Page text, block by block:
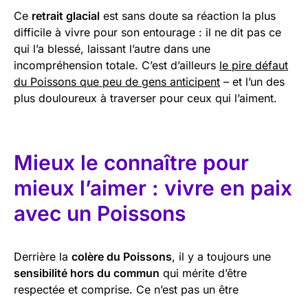
Ce retrait glacial est sans doute sa réaction la plus
difficile à vivre pour son entourage : il ne dit pas ce
qui l’a blessé, laissant l’autre dans une
incompréhension totale. C’est d’ailleurs le pire défaut
du Poissons que peu de gens anticipent – et l’un des
plus douloureux à traverser pour ceux qui l’aiment.
Mieux le connaître pour
mieux l’aimer : vivre en paix
avec un Poissons
Derrière la colère du Poissons, il y a toujours une
sensibilité hors du commun qui mérite d’être
respectée et comprise. Ce n’est pas un être